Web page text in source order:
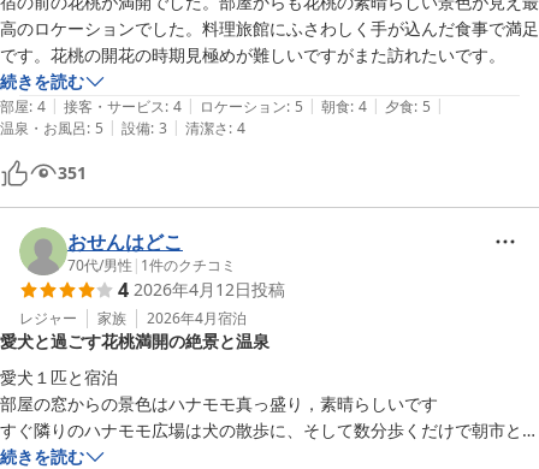
高のロケーションでした。料理旅館にふさわしく手が込んだ食事で満足
です。花桃の開花の時期見極めが難しいですがまた訪れたいです。
続きを読む
部屋: 4 | 接客・サービス: 4 | ロケーション: 5 | 朝食: 4 | 夕食: 5 |
温泉・お風呂: 5 | 設備: 3 | 清潔さ: 4
351
おせんはどこ
70代/男性 | 1件のクチコミ
4 2026年4月12日投稿
レジャー 家族 2026年4月宿泊
愛犬と過ごす花桃満開の絶景と温泉
愛犬１匹と宿泊
部屋の窓からの景色はハナモモ真っ盛り，素晴らしいです
すぐ隣りのハナモモ広場は犬の散歩に、そして数分歩くだけで朝市と過
ごしやすい宿です
続きを読む